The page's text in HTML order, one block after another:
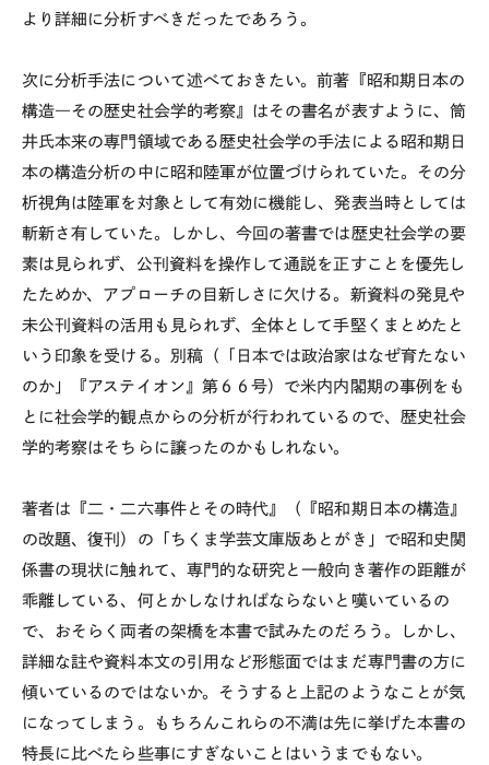
より詳細に分析すべきだったであろう。
次に分析手法について述べておきたい。前著『昭和期日本の
構造―その歴史社会学的考察』はその書名が表すように、筒
井氏本来の専門領域である歴史社会学の手法による昭和期日
本の構造分析の中に昭和陸軍が位置づけられていた。その分
析視角は陸軍を対象として有効に機能し、発表当時としては
斬新さ有していた。しかし、今回の著書では歴史社会学の要
素は見られず、公刊資料を操作して通説を正すことを優先し
たためか、アプローチの目新しさに欠ける。新資料の発見や
未公刊資料の活用も見られず、全体として手堅くまとめたと
いう印象を受ける。別稿（「日本では政治家はなぜ育たない
のか」『アステイオン』第６６号）で米内内閣期の事例をも
とに社会学的観点からの分析が行われているので、歴史社会
学的考察はそちらに譲ったのかもしれない。
著者は『二・二六事件とその時代』（『昭和期日本の構造』
の改題、復刊）の「ちくま学芸文庫版あとがき」で昭和史関
係書の現状に触れて、専門的な研究と一般向き著作の距離が
乖離している、何とかしなければならないと嘆いているの
で、おそらく両者の架橋を本書で試みたのだろう。しかし、
詳細な註や資料本文の引用など形態面ではまだ専門書の方に
傾いているのではないか。そうすると上記のようなことが気
になってしまう。もちろんこれらの不満は先に挙げた本書の
特長に比べたら些事にすぎないことはいうまでもない。